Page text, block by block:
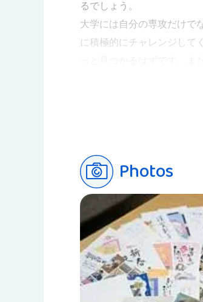
るでしょう。
大学には自分の専攻だけで
に積極的にチャレンジして
養い、グローバル化が進
Photos